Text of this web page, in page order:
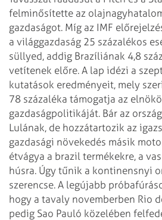
felminősítette az
gazdaságot. Míg az IMF
a világgazdaság 25 százalékos
süllyed, addig Brazíliának 4,8
vetítenek előre. A lap idézi a
kutatások eredményeit, mely
78 százaléka támogatja az
gazdaságpolitikáját. Bár az
Lulának, de hozzátartozik az
gazdasági növekedés másik
étvágya a brazil termékekre, a
húsra. Úgy tűnik a kontinensnyi
szerencse. A legújabb
hogy a tavaly novemberben Rio
pedig Sao Pauló közelében